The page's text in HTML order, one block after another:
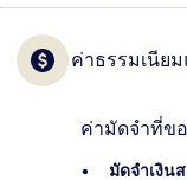
ค่าธรรมเนีย
ค่ามัดจำที่ข
มัดจำเงิน